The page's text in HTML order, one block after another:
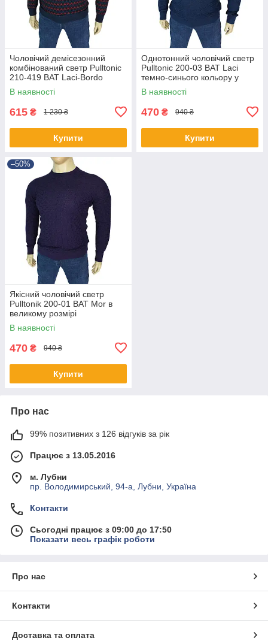
Чоловічий демісезонний
комбінований светр Pulltonic
210-419 BAT Laci-Bordo
великого розміру
В наявності
615 ₴ 1 230 ₴
Купити
Однотонний чоловічий светр
Pulltonic 200-03 BAT Laci
темно-синього кольору у
великому розмірі
В наявності
470 ₴ 940 ₴
Купити
–50%
Якісний чоловічий светр
Pulltonik 200-01 BAT Mor в
великому розмірі
В наявності
470 ₴ 940 ₴
Купити
Про нас
99% позитивних з 126 відгуків за рік
Працює з 13.05.2016
м. Лубни
пр. Володимирський, 94-а, Лубни, Україна
Контакти
Сьогодні працює з 09:00 до 17:50
Показати весь графік роботи
Про нас
Контакти
Доставка та оплата